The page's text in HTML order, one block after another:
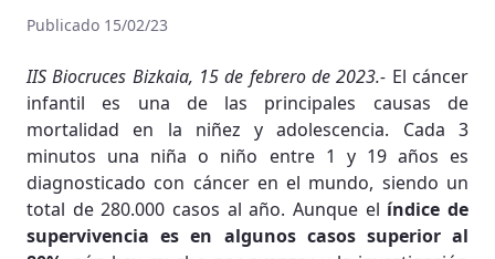
Publicado 15/02/23
IIS Biocruces Bizkaia, 15 de febrero de 2023.- El cáncer
infantil es una de las principales causas de
mortalidad en la niñez y adolescencia. Cada 3
minutos una niña o niño entre 1 y 19 años es
diagnosticado con cáncer en el mundo, siendo un
total de 280.000 casos al año. Aunque el índice de
supervivencia es en algunos casos superior al